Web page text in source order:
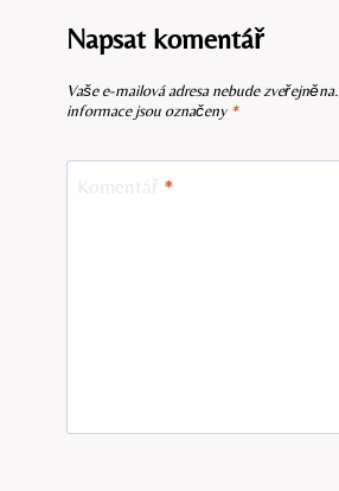
Napsat komentář
Vaše e-mailová adresa nebude zveřejněna.
informace jsou označeny *
Komentář *